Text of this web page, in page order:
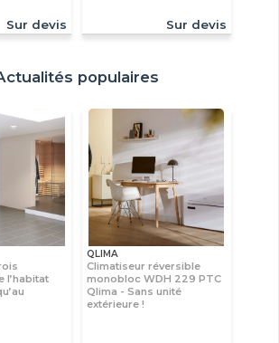
Sur devis Sur devis
populaires
l’habitat
QLIMA
Climatiseur réversible
monobloc WDH 229 PTC
Qlima - Sans unité
extérieure !